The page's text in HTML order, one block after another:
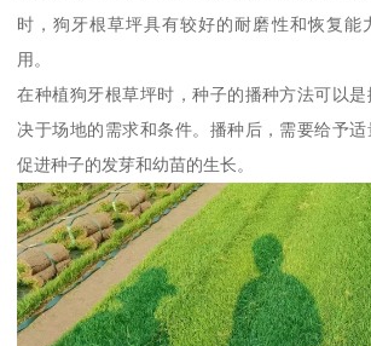
时，狗牙根草坪具有较好的耐磨性和恢复能
用。
在种植狗牙根草坪时，种子的播种方法可以
决于场地的需求和条件。播种后，需要给予
促进种子的发芽和幼苗的生长。